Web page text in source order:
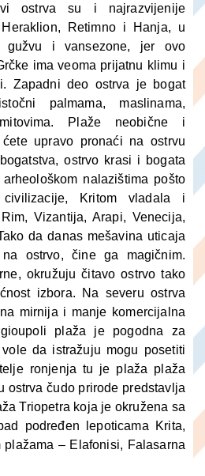
ostrva su i najrazvijenije
Retimno i Hanja, u
i vansezone, jer ovo
ima veoma prijatnu klimu i
Zapadni deo ostrva je bogat
palmama, maslinama,
Plaže neobične i
upravo pronaći na ostrvu
ostrvo krasi i bogata
nalazištima pošto
Kritom vladala i
Vizantija, Arapi, Venecija,
da danas mešavina uticaja
ostrvo, čine ga magičnim.
okružuju čitavo ostrvo tako
izbora. Na severu ostrva
mirnija i manje komercijalna
plaža je pogodna za
da istražuju mogu posetiti
ronjenja tu je plaža plaža
ostrva čudo prirode predstavlja
Triopetra koja je okružena sa
podređen lepoticama Krita,
– Elafonisi, Falasarna